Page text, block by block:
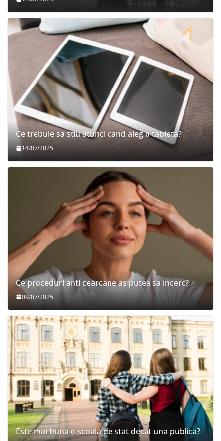
Ce trebuie sa stiu atunci cand aleg o tableta?
14/07/2025
Ce proceduri anti cearcane as putea sa incerc?
09/07/2025
Este mai buna o scoala de stat decat una publica?